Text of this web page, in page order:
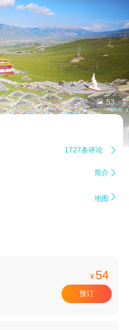
 53
1727条评论 
简介 
地图 
¥ 54
预订